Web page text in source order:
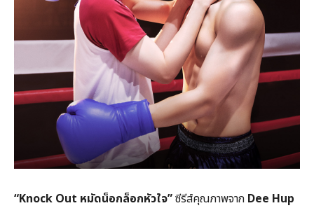
“Knock Out หมัดน็อกล็อกหัวใจ”ซีรีส์คุณภาพจาก Dee Hup